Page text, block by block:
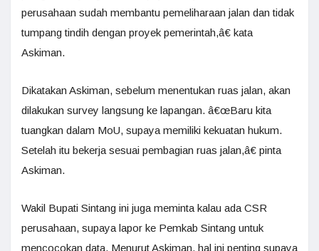
perusahaan sudah membantu pemeliharaan jalan dan tidak
tumpang tindih dengan proyek pemerintah,â€ kata
Askiman.
Dikatakan Askiman, sebelum menentukan ruas jalan, akan
dilakukan survey langsung ke lapangan. â€œBaru kita
tuangkan dalam MoU, supaya memiliki kekuatan hukum.
Setelah itu bekerja sesuai pembagian ruas jalan,â€ pinta
Askiman.
Wakil Bupati Sintang ini juga meminta kalau ada CSR
perusahaan, supaya lapor ke Pemkab Sintang untuk
mencocokan data. Menurut Askiman, hal ini penting supaya